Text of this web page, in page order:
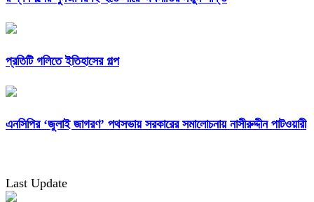
প্রতিটি গলিতে ইতিহাসের গল্প
এনসিপির ‘জুলাই জাগরণ’ পথসভায় সরকারের সমালোচনায় নাসীরুদ্দীন পাটওয়ারী
Last Update